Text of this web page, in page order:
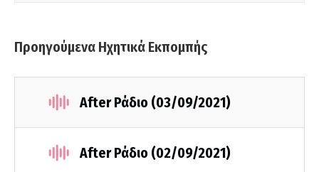
Προηγούμενα Ηχητικά Εκπομπής
After Ράδιο (03/09/2021)
After Ράδιο (02/09/2021)